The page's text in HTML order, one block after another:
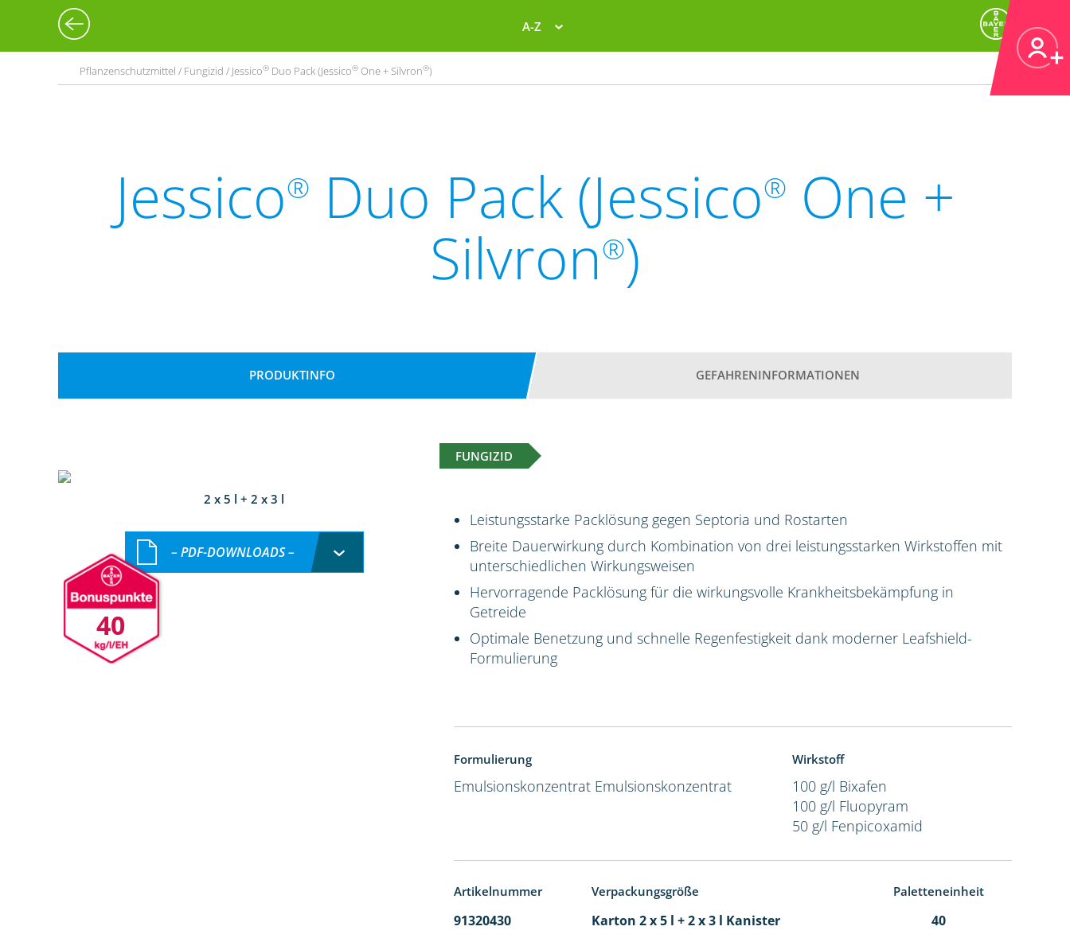
A-Z
Pflanzenschutzmittel / Fungizid / Jessico® Duo Pack (Jessico® One + Silvron®)
Jessico® Duo Pack (Jessico® One +
Silvron®)
PRODUKTINFO GEFAHRENINFORMATIONEN
FUNGIZID
2 x 5 l + 2 x 3 l
40
– PDF-DOWNLOADS –
Leistungsstarke Packlösung gegen Septoria und Rostarten
Breite Dauerwirkung durch Kombination von drei leistungsstarken Wirkstoffen mit
unterschiedlichen Wirkungsweisen
Hervorragende Packlösung für die wirkungsvolle Krankheitsbekämpfung in
Getreide
Optimale Benetzung und schnelle Regenfestigkeit dank moderner Leafshield-
Formulierung
Formulierung
Emulsionskonzentrat Emulsionskonzentrat
Wirkstoff
100 g/l Bixafen
100 g/l Fluopyram
50 g/l Fenpicoxamid
Artikelnummer Verpackungsgröße Paletteneinheit
91320430 Karton 2 x 5 l + 2 x 3 l Kanister 40